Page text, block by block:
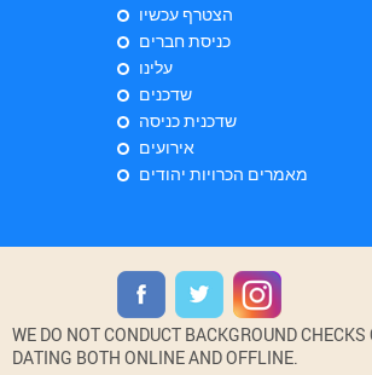
הצטרף עכשיו
כניסת חברים
עלינו
שדכנים
שדכנית כניסה
אירועים
מאמרים הכרויות יהודים
WE DO NOT CONDUCT BACKGROUND
DATING BOTH ONLINE AND OFFLINE.